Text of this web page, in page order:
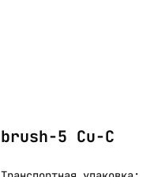
brush-5 Cu-C